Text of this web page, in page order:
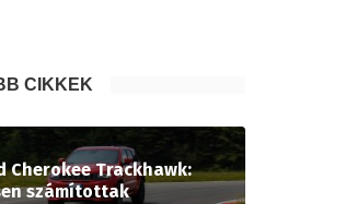
CIKKEK
Cherokee Trackhawk:
számítottak